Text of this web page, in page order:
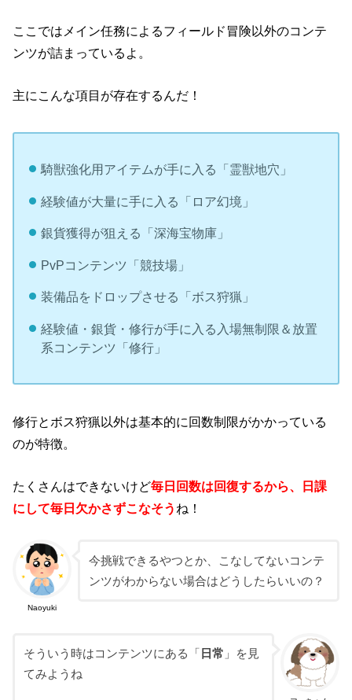
ここではメイン任務によるフィールド冒険以外のコンテ
ンツが詰まっているよ。
主にこんな項目が存在するんだ！
騎獣強化用アイテムが手に入る「霊獣地穴」
経験値が大量に手に入る「ロア幻境」
銀貨獲得が狙える「深海宝物庫」
PvPコンテンツ「競技場」
装備品をドロップさせる「ボス狩猟」
経験値・銀貨・修行が手に入る入場無制限＆放置
系コンテンツ「修行」
修行とボス狩猟以外は基本的に回数制限がかかっている
のが特徴。
たくさんはできないけど毎日回数は回復するから、日課
にして毎日欠かさずこなそう ね！
Naoyuki
今挑戦できるやつとか、こなしてないコンテ
ンツがわからない場合はどうしたらいいの？
そういう時はコンテンツにある「 日常 」を見
てみようね